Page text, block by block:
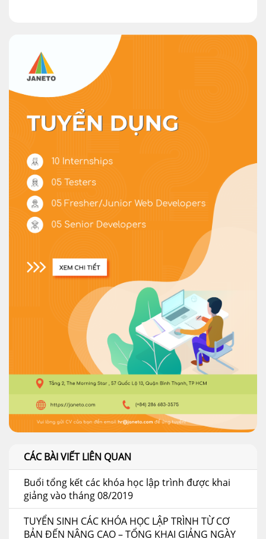
CÁC BÀI VIẾT LIÊN QUAN
Buổi tổng kết các khóa học lập trình được khai
giảng vào tháng 08/2019
TUYỂN SINH CÁC KHÓA HỌC LẬP TRÌNH TỪ CƠ
BẢN ĐẾN NÂNG CAO – TỔNG KHAI GIẢNG NGÀY